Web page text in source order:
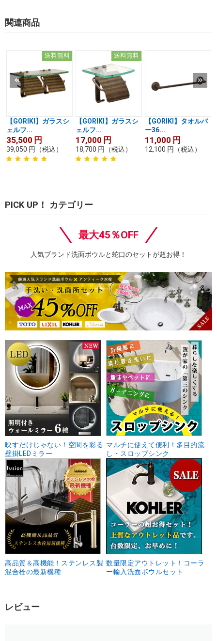
関連商品
送料無料
【GORIKI】ガラスシ
ェルフ...
35,500 円
39,050 円 （税込）
送料無料
【GORIKI】ガラスシ
ェルフ...
17,000 円
18,700 円 （税込）
【GORIKI】タオルバ
ー36...
11,000 円
12,100 円 （税込）
PICK UP！ カテゴリー
最大45％OFF
人気ブランド洗面ボウルと蛇口のセットが超お得！
映すだけじゃない！空間を彩る
壁掛LEDミラー
マルチに使えて便利！多目的流
し・スロップシンク
高品質＆高機能！ステンレス製
混合栓の最新機種
数量限定アウトレット！コーラ
ー輸入洗面ボウルセット
レビュー